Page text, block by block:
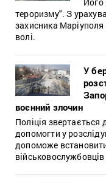
тероризму". З
захисника
волі.
У
воєнний злочин
Поліція
допомогти у
допоможе